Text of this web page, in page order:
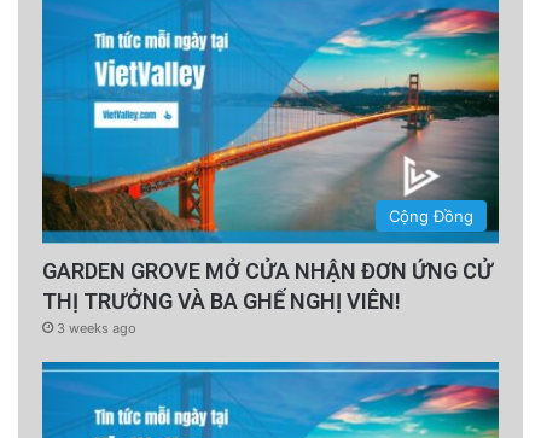
Cộng Đồng
GARDEN GROVE MỞ CỬA NHẬN ĐƠN ỨNG CỬ
THỊ TRƯỞNG VÀ BA GHẾ NGHỊ VIÊN!
3 weeks ago